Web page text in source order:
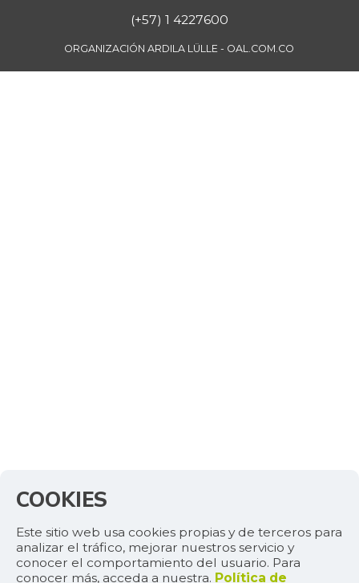
(+57) 1 4227600
ORGANIZACIÓN ARDILA LÜLLE - OAL.COM.CO
COOKIES
Este sitio web usa cookies propias y de terceros para
analizar el tráfico, mejorar nuestros servicio y
conocer el comportamiento del usuario. Para
conocer más, acceda a nuestra. Política de